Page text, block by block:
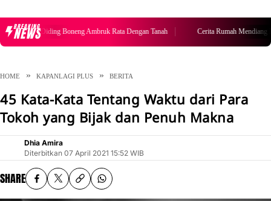
BREAKING
NEWSDiding Boneng Ambruk Rata Dengan Tanah Cerita Rumah Mendiang
HOME KAPANLAGI PLUS BERITA
45 Kata-Kata Tentang Waktu dari Para
Tokoh yang Bijak dan Penuh Makna
Dhia Amira
Diterbitkan 07 April 2021 15:52 WIB
SHARE